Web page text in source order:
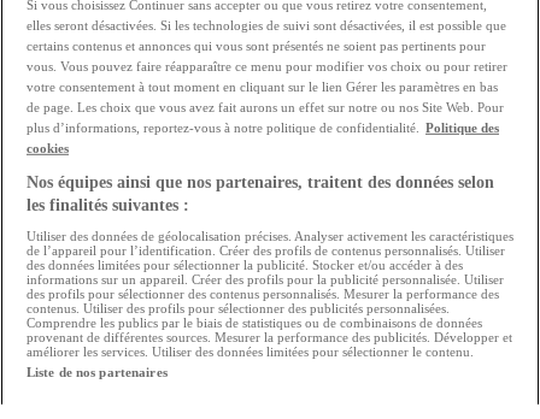
Quels sont les prix de
l'immobilier en ce moment ?
Si vous choisissez Continuer sans accepter ou que vous retirez votre consentement,
elles seront désactivées. Si les technologies de suivi sont désactivées, il est possible que
certains contenus et annonces qui vous sont présentés ne soient pas pertinents pour
vous. Vous pouvez faire réapparaître ce menu pour modifier vos choix ou pour retirer
votre consentement à tout moment en cliquant sur le lien Gérer les paramètres en bas
de page. Les choix que vous avez fait aurons un effet sur notre ou nos Site Web. Pour
plus d’informations, reportez-vous à notre politique de confidentialité.
Politique des
cookies
Nos équipes ainsi que nos partenaires, traitent des données selon
les finalités suivantes :
Utiliser des données de géolocalisation précises. Analyser activement les caractéristiques
de l’appareil pour l’identification. Créer des profils de contenus personnalisés. Utiliser
des données limitées pour sélectionner la publicité. Stocker et/ou accéder à des
informations sur un appareil. Créer des profils pour la publicité personnalisée. Utiliser
des profils pour sélectionner des contenus personnalisés. Mesurer la performance des
contenus. Utiliser des profils pour sélectionner des publicités personnalisées.
Comprendre les publics par le biais de statistiques ou de combinaisons de données
provenant de différentes sources. Mesurer la performance des publicités. Développer et
améliorer les services. Utiliser des données limitées pour sélectionner le contenu.
Liste de nos partenaires